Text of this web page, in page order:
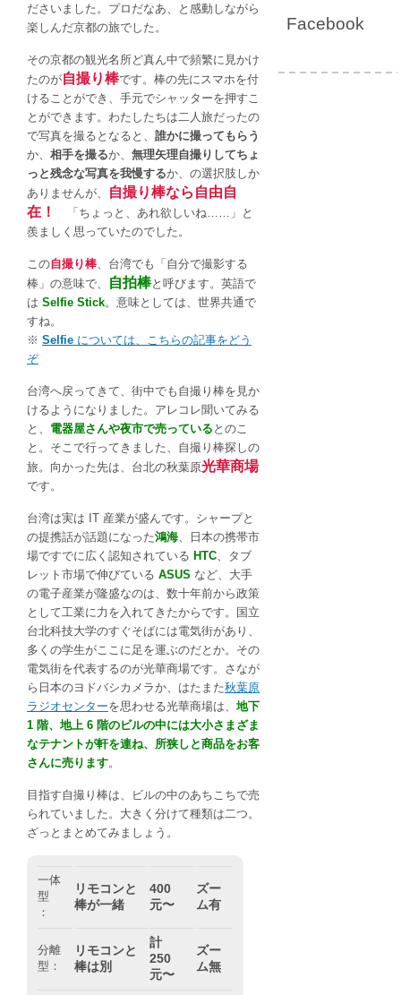
ださいました。プロだなあ、と感動しながら
楽しんだ京都の旅でした。
その京都の観光名所ど真ん中で頻繁に見かけ
たのが自撮り棒です。棒の先にスマホを付
けることができ、手元でシャッターを押すこ
とができます。わたしたちは二人旅だったの
で写真を撮るとなると、 誰かに撮ってもらう
か、 相手を撮るか、 無理矢理自撮りしてちょ
っと残念な写真を我慢するか、の選択肢しか
ありませんが、
自撮り棒なら自由自
在！
「ちょっと、あれ欲しいね……」と
羨ましく思っていたのでした。
この自撮り棒 、台湾でも「自分で撮影する
棒」の意味で、
自拍棒と呼びます。英語で
は Selfie Stick。意味としては、世界共通で
すね。
※ Selfie については、こちらの記事をどう
ぞ
台湾へ戻ってきて、街中でも自撮り棒を見か
けるようになりました。アレコレ聞いてみる
と、 電器屋さんや夜市で売っている とのこ
と。そこで行ってきました、自撮り棒探しの
旅。向かった先は、台北の秋葉原光華商場
です。
台湾は実は IT 産業が盛んです。シャープと
の提携話が話題になった鴻海 、日本の携帯市
場ですでに広く認知されている HTC 、タブ
レット市場で伸びている ASUS など、大手
の電子産業が隆盛なのは、数十年前から政策
として工業に力を入れてきたからです。国立
台北科技大学のすぐそばには電気街があり、
多くの学生がここに足を運ぶのだとか。その
電気街を代表するのが光華商場です。さなが
ら日本のヨドバシカメラか、はたまた秋葉原
ラジオセンターを思わせる光華商場は、 地下
1 階、地上 6 階のビルの中には大小さまざま
なテナントが軒を連ね、所狭しと商品をお客
さんに売ります。
目指す自撮り棒は、ビルの中のあちこちで売
られていました。大きく分けて種類は二つ。
ざっとまとめてみましょう。
一体
型
：
リモコンと
棒が一緒
400
元〜
ズー
ム有
分離
型：
リモコンと
棒は別
計
250
元〜
ズー
ム無
Facebook